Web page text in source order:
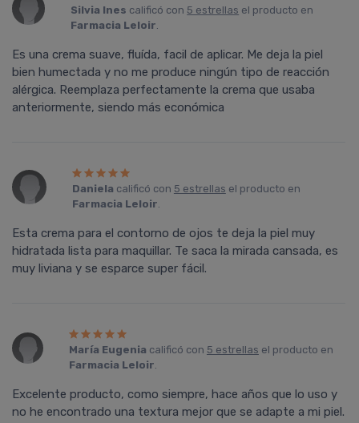
Silvia Ines calificó con 5 estrellas el producto en
Farmacia Leloir.
Es una crema suave, fluída, facil de aplicar. Me deja la piel
bien humectada y no me produce ningún tipo de reacción
alérgica. Reemplaza perfectamente la crema que usaba
anteriormente, siendo más económica
Daniela calificó con 5 estrellas el producto en
Farmacia Leloir.
Esta crema para el contorno de ojos te deja la piel muy
hidratada lista para maquillar. Te saca la mirada cansada, es
muy liviana y se esparce super fácil.
Marí­a Eugenia calificó con 5 estrellas el producto en
Farmacia Leloir.
Excelente producto, como siempre, hace años que lo uso y
no he encontrado una textura mejor que se adapte a mi piel.